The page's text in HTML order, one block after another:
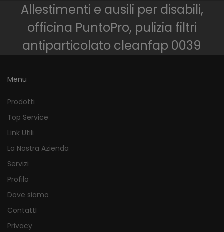
Allestimenti e ausili per disabili,
officina PuntoPro, pulizia filtri
antiparticolato cleanfap 0039
Menu
Prodotti
Top Service
Link Utili
La Nostra Azienda
Servizi
Profilo
Dove siamo
ContattI
Privacy